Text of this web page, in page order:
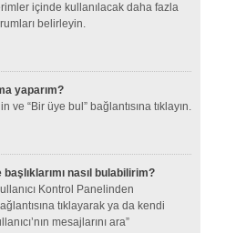
içinde kullanılacak daha fazla
belirleyin.
yaparım?
ve “Bir üye bul” bağlantısına tıklayın.
nasıl bulabilirim?
Kontrol Panelinden
tıklayarak ya da kendi
mesajlarını ara”